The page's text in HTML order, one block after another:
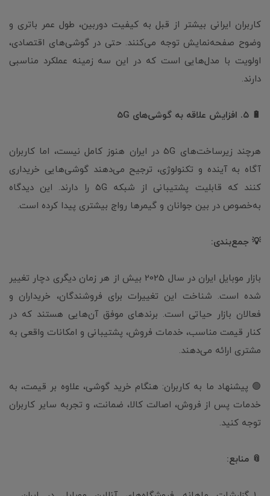
کاربران ایرانی بیشتر از قبل به کیفیت دوربین، طول عمر باتری و
وضوح صفحه‌نمایش توجه می‌کنند. حتی در گوشی‌های اقتصادی،
اولویت با مدل‌هایی است که در این سه زمینه عملکرد مناسبی
دارند.
🔋 ۵. افزایش علاقه به گوشی‌های 5G
هرچند زیرساخت‌های 5G در ایران هنوز کامل نیست، اما کاربران
آگاه به آینده و تکنولوژی، ترجیح می‌دهند گوشی‌هایی خریداری
کنند که قابلیت پشتیبانی از شبکه 5G را دارند. این دیدگاه
به‌خصوص در بین جوانان و گیمرها رواج بیشتری پیدا کرده است.
💡 جمع‌بندی:
بازار موبایل ایران در سال 2025 بیش از هر زمان دیگری دچار تغییر
شده است. شناخت این تغییرات برای فروشندگان، خریداران و
فعالان بازار حیاتی است. برندهای موفق آن‌هایی هستند که در
کنار قیمت مناسب، خدمات فروش، پشتیبانی و امکانات واقعی به
مشتری ارائه می‌دهند.
🟢 پیشنهاد ما به کاربران: هنگام خرید گوشی، علاوه بر قیمت، به
خدمات پس از فروش، اصالت کالا، ضمانت، و تجربه سایر کاربران
توجه کنید.
📎 منابع: